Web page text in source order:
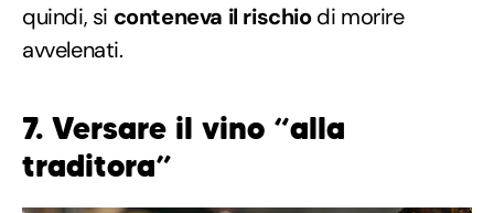
quindi, si conteneva il rischiodi morire
avvelenati.
7. Versare il vino “alla
traditora”